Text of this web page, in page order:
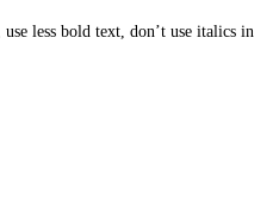
less bold text, don’t use italics in